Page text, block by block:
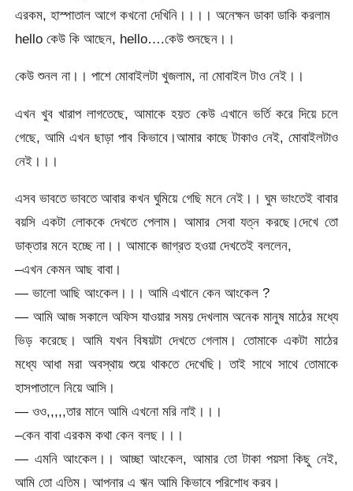
এরকম, হাস্পাতাল আগে কখনো দেখিনি।।।। অনেক্ষন ডাকা ডাকি করলাম
hello কেউ কি আছেন, hello….কেউ শুনছেন।।
কেউ শুনল না।। পাশে মোবাইলটা খুজলাম, না মোবাইল টাও নেই।।
এখন খুব খারাপ লাগতেছে, আমাকে হয়ত কেউ এখানে ভর্তি করে দিয়ে চলে
গেছে, আমি এখন ছাড়া পাব কিভাবে।আমার কাছে টাকাও নেই, মোবাইলটাও
নেই।।।
এসব ভাবতে ভাবতে আবার কখন ঘুমিয়ে গেছি মনে নেই।। ঘুম ভাংতেই বাবার
বয়সি একটা লোককে দেখতে পেলাম। আমার সেবা যত্ন করছে।দেখে তো
ডাক্তার মনে হচ্ছে না।। আমাকে জাগ্রত হওয়া দেখতেই বললেন,
–এখন কেমন আছ বাবা।
— ভালো আছি আংকেল।।। আমি এখানে কেন আংকেল ?
— আমি আজ সকালে অফিস যাওয়ার সময় দেখলাম অনেক মানুষ মাঠের মধ্যে
ভিড় করেছে। আমি যখন বিষয়টা দেখতে গেলাম। তোমাকে একটা মাঠের
মধ্যে আধা মরা অবস্থায় শুয়ে থাকতে দেখেছি। তাই সাথে সাথে তোমাকে
হাসপাতালে নিয়ে আসি।
— ওও,,,,,তার মানে আমি এখনো মরি নাই।।।
–কেন বাবা এরকম কথা কেন বলছ।।।
— এমনি আংকেল।। আচ্ছা আংকেল, আমার তো টাকা পয়সা কিছু নেই,
আমি তো এতিম। আপনার এ ঋন আমি কিভাবে পরিশোধ করব।